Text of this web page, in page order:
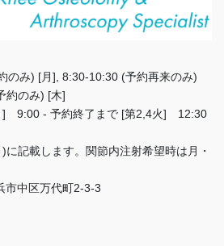
のみ) [月], 8:30-10:30 (予約再来のみ)
約のみ) [木]
] 9:00 - 予約終了まで [第2,4火] 12:30
記載します。関節内注射希望時は月・
市中区万代町2-3-3